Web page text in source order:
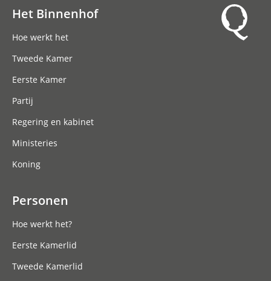
Het Binnenhof
Hoe werkt het
Tweede Kamer
Eerste Kamer
Partij
Regering en kabinet
Ministeries
Koning
Personen
Hoe werkt het?
Eerste Kamerlid
Tweede Kamerlid